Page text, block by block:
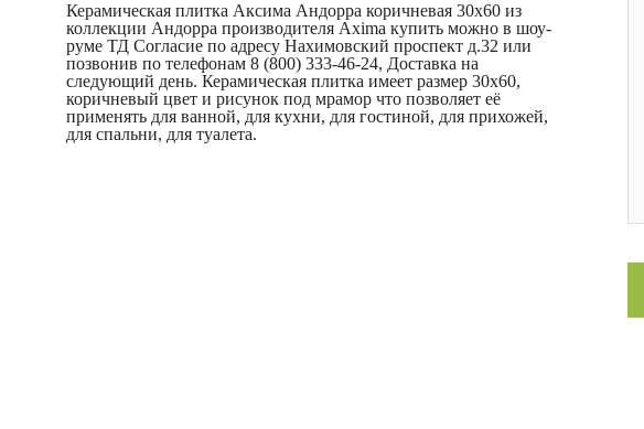
Керамическая плитка Аксима Андорра коричневая 30x60 из
коллекции Андорра производителя Axima купить можно в шоу-
руме ТД Согласие по адресу Нахимовский проспект д.32 или
позвонив по телефонам 8 (800) 333-46-24, Доставка на
следующий день. Керамическая плитка имеет размер 30x60,
коричневый цвет и рисунок под мрамор что позволяет её
применять для ванной, для кухни, для гостиной, для прихожей,
для спальни, для туалета.